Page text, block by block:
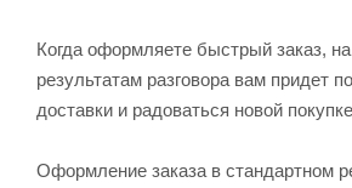
Когда оформляете быстрый заказ,
результатам разговора вам придет
доставки и радоваться новой
Оформление заказа в стандартном